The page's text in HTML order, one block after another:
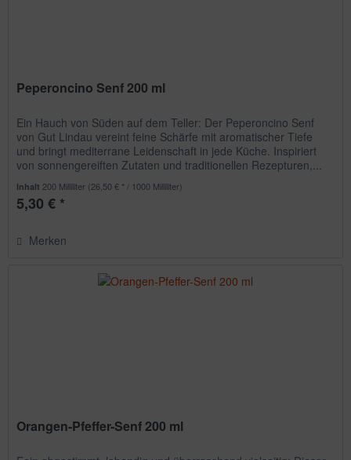
Peperoncino Senf 200 ml
Ein Hauch von Süden auf dem Teller: Der Peperoncino Senf
von Gut Lindau vereint feine Schärfe mit aromatischer Tiefe
und bringt mediterrane Leidenschaft in jede Küche. Inspiriert
von sonnengereiften Zutaten und traditionellen Rezepturen,...
Inhalt 200 Milliliter (26,50 € * / 1000 Milliliter)
5,30 € *
Merken
Orangen-Pfeffer-Senf 200 ml